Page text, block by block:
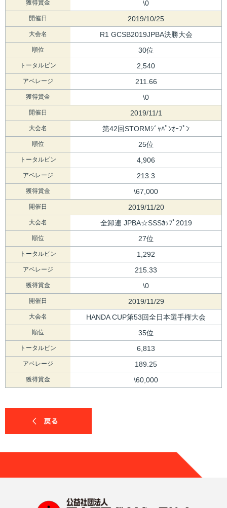
獲得賞金 \0
開催日 2019/10/25
大会名 R1 GCSB2019JPBA決勝大会
順位 30位
トータルピン 2,540
アベレージ 211.66
獲得賞金 \0
開催日 2019/11/1
大会名 第42回STORMｼﾞｬﾊﾟﾝｵｰﾌﾟﾝ
順位 25位
トータルピン 4,906
アベレージ 213.3
獲得賞金 \67,000
開催日 2019/11/20
大会名 全卸連 JPBA☆SSSｶｯﾌﾟ2019
順位 27位
トータルピン 1,292
アベレージ 215.33
獲得賞金 \0
開催日 2019/11/29
大会名 HANDA CUP第53回全日本選手権大会
順位 35位
トータルピン 6,813
アベレージ 189.25
獲得賞金 \60,000